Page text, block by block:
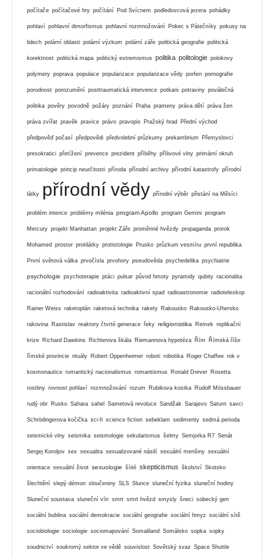
počítače počítačové hry počítání Pod Svícnem podledovcová jezera pohádky
pohlaví pohlavní dimorfismus pohlavní rozmnožování Pokec s Pátečníky pokusy na
lidech polární oblasti polární výzkum polární záře politická geografie politická
korektnost politická mapa politický extremismus politika politologie polokovy
polymery poprava populace popularizace popularizace vědy porfen pornografie
porodnost porozumění posttraumatická intervence potkani potraviny poválečná
politika pověry povodně požáry poznání Praha prameny práva dětí práva žen
práva zvířat pravěk pravice právo pravopis Pražský hrad Přední východ
předpověď počasí předpovědi předvolební průzkumy prekambrium Přemyslovci
presokratici přetížení prevence prezident příběhy přílivové vlny primární okruh
primatologie princip neurčitosti příroda přírodní archivy přírodní katastrofy přírodní
látky přírodní vědy přírodní výběr přistání na Měsíci
problém intence problémy milénia program Apollo program Gemini program
Mercury projekt Manhattan projekt Záře proměnné hvězdy propaganda prorok
Mohamed prostor protilátky protistologie Prusko průzkum vesmíru první republika
První světová válka prvočísla prvohory pseudověda psychedelika psychiatrie
psychologie psychoterapie ptáci pulsar původ hmoty pyramidy qubity racionalita
racionální rozhodování radioaktivita radioaktivní spad radioastronomie radioteleskop
Rainer Weiss raketoplán raketová technika rakety Rakousko Rakousko-Uhersko
rakovina Rastislav reaktory čtvrté generace řeky religionistika Remek replikační
krize Richard Dawkins Richterova škála Riemannova hypotéza Řím Římská říše
římské provincie rituály Robert Oppenheimer roboti robotika Roger Chaffee rok v
kosmonautice romantický nacionalismus romantismus Ronald Drever Rosetta
rostliny rovnost pohlaví rozmnožování rozum Rubikova kostka Rudolf Mössbauer
rudý obr Rusko Sahara sahel Sametová revoluce Sandžak Sarajevo Saturn savci
Schrödingerova kočička sci-fi science fiction sebeklam sedimenty sedmá perioda
seismické vlny seismika seismologie sekularismus šelmy Semjorka R7 Senát
Sergej Koroljov sex sexualita sexualizované násilí sexuální menšiny sexuální
orientace sexuální život sexuologie šíité skepticismus školství Skotsko
šlechtění slepý démon sloučeniny SLS Slunce sluneční fyzika sluneční hodiny
Sluneční soustava sluneční vítr smrt smrt hvězd smysly šneci sobecký gen
sociální bublina sociální demokracie sociální geografie sociální hmyz sociální sítě
sociobiologie sociologie sociomapování Somaliland Somálsko sopka sopky
soudnictví soukromý sektor ve vědě souvislost Sovětský svaz Space Shuttle